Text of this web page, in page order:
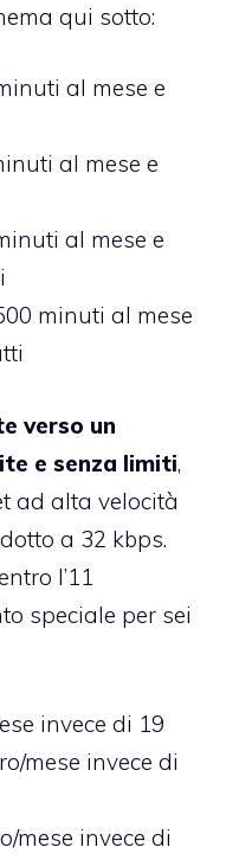
qui sotto:
al mese e
al mese e
al mese e
minuti al mese
verso un
e senza limiti,
ad alta velocità
a 32 kbps.
l’11
speciale per sei
invece di 19
mese invece di
mese invece di